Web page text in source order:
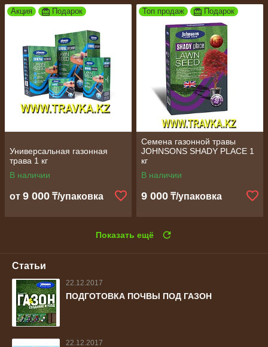
Акция Подарок
Универсальная газонная
трава 1 кг
В наличии
от 9 000 ₸/упаковка
Топ продаж Подарок
Семена газонной травы
JOHNSONS SHADY PLACE 1
кг
В наличии
9 000 ₸/упаковка
Показать ещё
Статьи
22.12.2017
ПОДГОТОВКА ПОЧВЫ ПОД ГАЗОН
22.12.2017